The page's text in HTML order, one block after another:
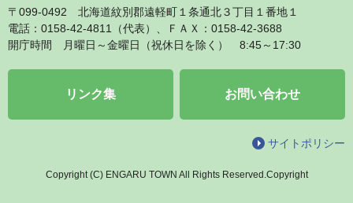
〒099‐0492 北海道紋別郡遠軽町１条通北３丁目１番地１
電話：0158‐42‐4811（代表）、ＦＡＸ：0158‐42‐3688
開庁時間 月曜日～金曜日（祝休日を除く） 8:45～17:30
リンク集 お問い合わせ
サイトポリシー
Copyright (C) ENGARU TOWN All Rights Reserved.Copyright